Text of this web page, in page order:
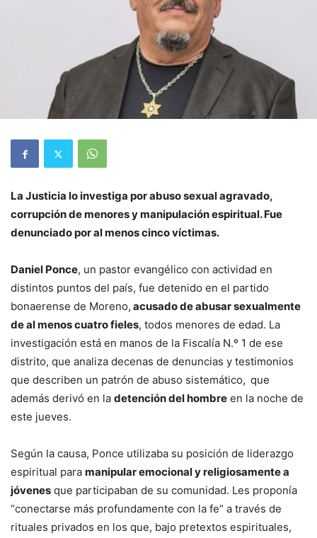
La Justicia lo investiga por abuso sexual agravado,
corrupción de menores y manipulación espiritual. Fue
denunciado por al menos cinco víctimas.
Daniel Ponce, un pastor evangélico con actividad en
distintos puntos del país, fue detenido en el partido
bonaerense de Moreno, acusado de abusar sexualmente
de al menos cuatro fieles, todos menores de edad. La
investigación está en manos de la Fiscalía N.º 1 de ese
distrito, que analiza decenas de denuncias y testimonios
que describen un patrón de abuso sistemático, que
además derivó en la detención del hombre en la noche de
este jueves.
Según la causa, Ponce utilizaba su posición de liderazgo
espiritual para manipular emocional y religiosamente a
jóvenes que participaban de su comunidad. Les proponía
“conectarse más profundamente con la fe” a través de
rituales privados en los que, bajo pretextos espirituales,